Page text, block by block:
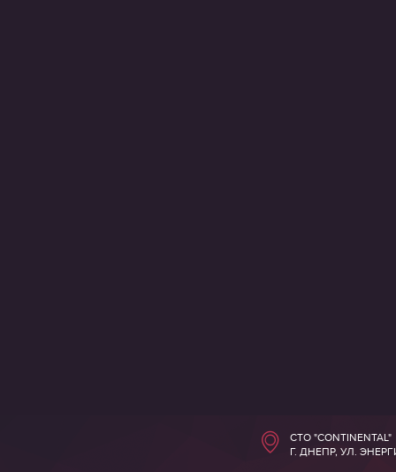
СТО "CONTINENTAL"
Г. ДНЕПР, УЛ.